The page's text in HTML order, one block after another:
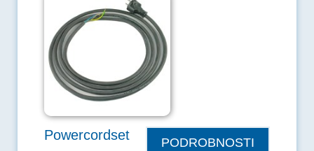
Powercordset PODROBNOSTI